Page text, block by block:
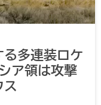
多連装ロケ
ア領は攻撃
ス